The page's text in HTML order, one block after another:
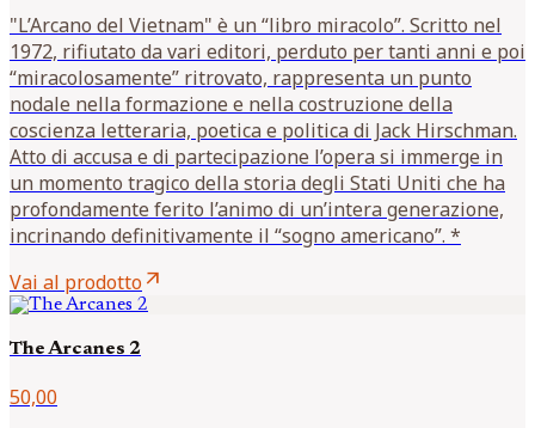
"L’Arcano del Vietnam" è un “libro miracolo”. Scritto nel
1972, rifiutato da vari editori, perduto per tanti anni e poi
“miracolosamente” ritrovato, rappresenta un punto
nodale nella formazione e nella costruzione della
coscienza letteraria, poetica e politica di Jack Hirschman.
Atto di accusa e di partecipazione l’opera si immerge in
un momento tragico della storia degli Stati Uniti che ha
profondamente ferito l’animo di un’intera generazione,
incrinando definitivamente il “sogno americano”. *
Vai al prodottoarrow_outward
The Arcanes 2
50,00